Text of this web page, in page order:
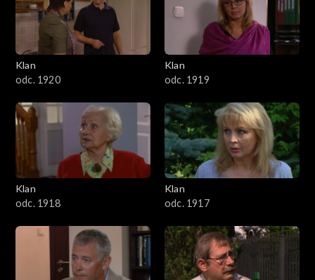
Klan
odc. 1920
Klan
odc. 1919
Klan
odc. 1918
Klan
odc. 1917